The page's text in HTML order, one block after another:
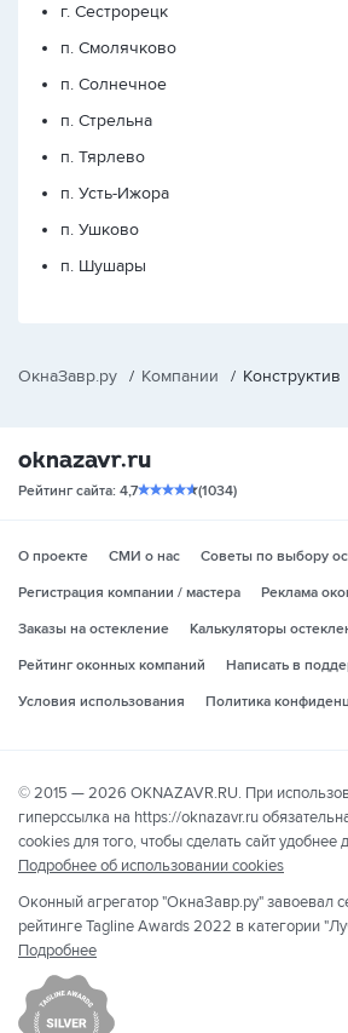
г. Сестрорецк
п. Смолячково
п. Солнечное
п. Стрельна
п. Тярлево
п. Усть-Ижора
п. Ушково
п. Шушары
ОкнаЗавр.ру / Компании / Конструктив
Рейтинг сайта: 4,7 (1034)
О проекте СМИ о нас
Советы по выбору
Регистрация компании / мастера
Реклама
Заказы на остекление
Калькуляторы
Рейтинг оконных компаний
Написать в
Условия использования
Политика
© 2015 — 2026 OKNAZAVR.RU. При использовании материалов
гиперссылка на https://oknazavr.ru обязательна. Мы используем
cookies для того, чтобы сделать сайт удобнее
Подробнее об использовании cookies
Оконный агрегатор "ОкнаЗавр.ру" завоевал
рейтинге Tagline Awards
Подробнее